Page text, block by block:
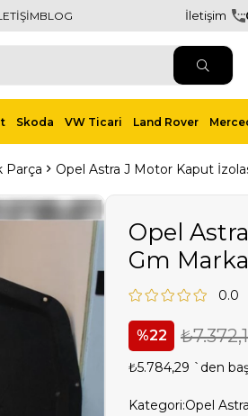
BLOG İletişim
Skoda VW Ticari Land Rover
Parça Opel Astra J Motor Kaput
Opel
Gm Marka
0.0
22
₺5.784,29 `den
Kategori:Opel